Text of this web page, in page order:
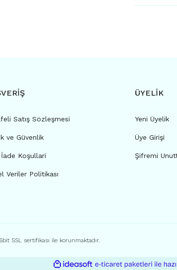
Satış Sözleşmesi
ve Güvenlik
Koşullari
Veriler Politikası
ÜYELİK
Yeni Üyelik
Üye Girişi
Şifremi
SSL sertifikası ile korunmaktadır.
ideasoft
e-